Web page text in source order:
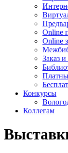
Online
Online
Заказ
Конкурсы
Коллегам